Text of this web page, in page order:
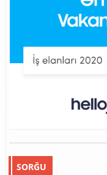
SORĞU